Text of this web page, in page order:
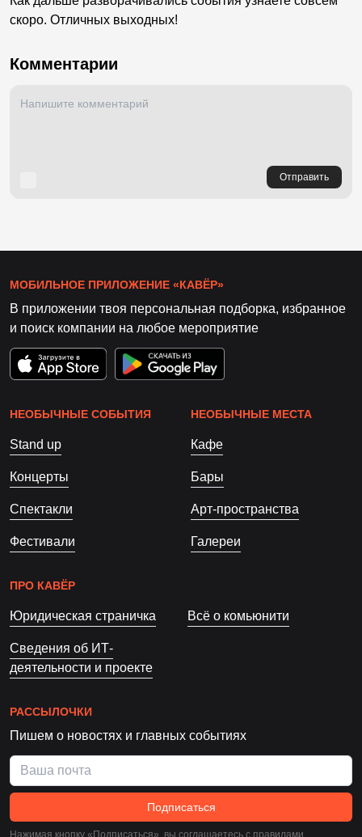
скоро. Отличных выходных!
Комментарии
Отправить
МОБИЛЬНОЕ ПРИЛОЖЕНИЕ «КАВЁР»
В приложении твоя персональная подборка, избранное
и поиск компании на любое мероприятие
НЕОБЫЧНЫЕ СОБЫТИЯ
Stand up
Концерты
Спектакли
Фестивали
НЕОБЫЧНЫЕ МЕСТА
Кафе
Бары
Арт-пространства
Галереи
ПРО КАВЁР
Юридическая страничка Всё о комьюнити
Сведения об ИТ-
деятельности и проекте
РАССЫЛОЧКИ
Пишем о новостях и главных событиях
Подписаться
Нажимая кнопку «Подписаться», вы соглашаетесь c правилами